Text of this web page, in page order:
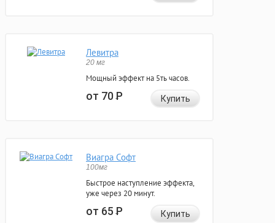
Левитра
20 мг
Мощный эффект на 5ть часов.
от 70Р Купить
Виагра Софт
100мг
Быстрое наступление эффекта,
уже через 20 минут.
от 65Р Купить